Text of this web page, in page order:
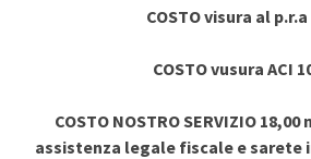
COSTO visura al p.r.a
COSTO vusura ACI
COSTO NOSTRO SERVIZIO
assistenza legale fiscale e sarete